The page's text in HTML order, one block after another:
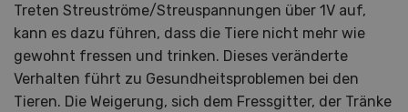
Treten Streuströme/Streuspannungen über 1V auf,
kann es dazu führen, dass die Tiere nicht mehr wie
gewohnt fressen und trinken. Dieses veränderte
Verhalten führt zu Gesundheitsproblemen bei den
Tieren. Die Weigerung, sich dem Fressgitter, der Tränke